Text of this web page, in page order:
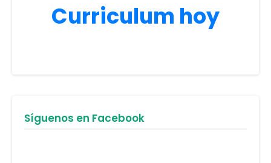
Curriculum hoy
Síguenos en Facebook